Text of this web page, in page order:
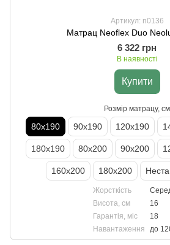
Артикул: n0136
Матрац Neoflex Duo
6 322 грн
В наявності
Купити
Розмір матрацу, см
80х190 90х190 120х190
180х190 80х200 90х200
160х200 180х200
Жорсткість
Висота, см
16
Гарантія, міс
18
Навантаження
до